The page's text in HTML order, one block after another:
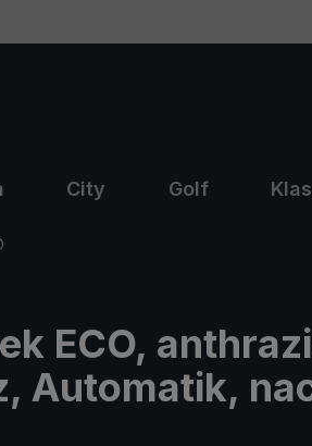
City Golf
ECO,
Automatik,